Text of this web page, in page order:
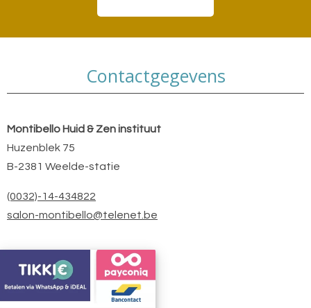
Contactgegevens
Montibello Huid & Zen instituut
Huzenblek 75
B-2381 Weelde-statie
(0032)-14-434822
salon-montibello@telenet.be